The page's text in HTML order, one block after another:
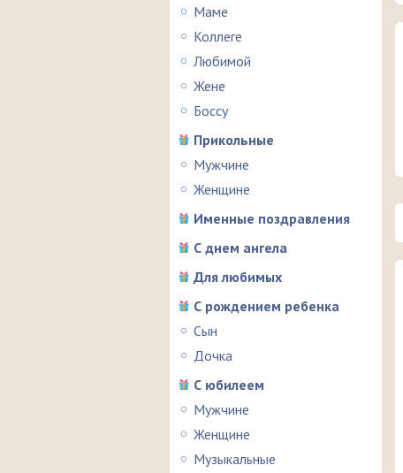
Маме
Коллеге
Любимой
Жене
Боссу
Прикольные
Мужчине
Женщине
Именные поздравления
С днем ангела
Для любимых
С рождением ребенка
Сын
Дочка
С юбилеем
Мужчине
Женщине
Музыкальные